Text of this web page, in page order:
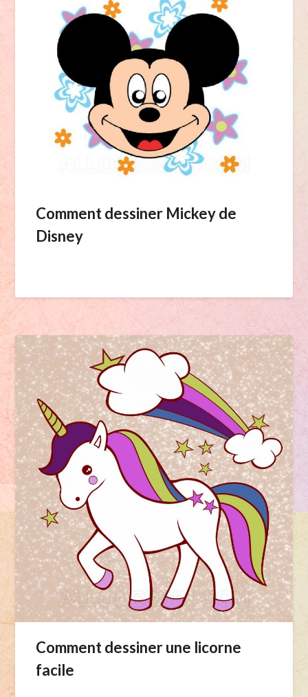
Comment dessiner Mickey de
Disney
Comment dessiner une licorne
facile